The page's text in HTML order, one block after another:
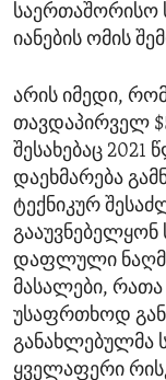
საერთაშორისო
იანების ომის
არის იმედი,
თავდაპირველ
შესახებაც
დაეხმარება
ტექნიკურ
გააუვნებელყონ
დაფლული
მასალები, რათა
უსაფრთხოდ
განახლებულმა
ყველაფერი